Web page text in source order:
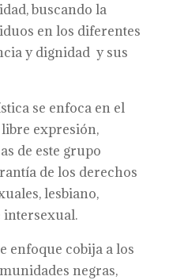
buscando la
en los diferentes
y dignidad y sus
se enfoca en el
expresión,
de este grupo
de los derechos
lesbiano,
intersexual.
enfoque cobija a los
negras,